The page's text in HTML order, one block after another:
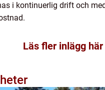
i kontinuerlig drift och
Läs fler inlägg här